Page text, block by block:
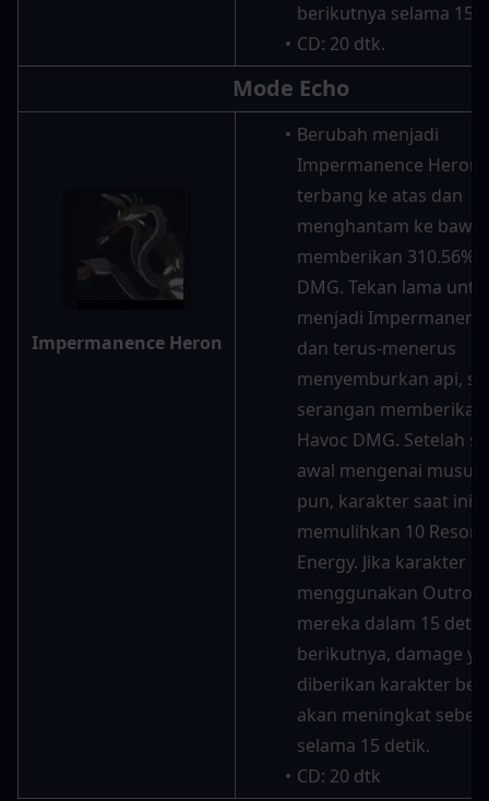
berikutnya selama 15
CD: 20 dtk.
Mode Echo
Impermanence Heron
Berubah menjadi
Impermanence Heron
terbang ke atas dan
menghantam ke
memberikan 310.56%
DMG. Tekan lama
menjadi
dan terus-menerus
menyemburkan api,
serangan memberikan
Havoc DMG. Setelah
awal mengenai
pun, karakter saat ini
memulihkan 10
Energy. Jika karakter
menggunakan Outro
mereka dalam 15 detik
berikutnya, damage
diberikan karakter
akan meningkat
selama 15 detik.
CD: 20 dtk